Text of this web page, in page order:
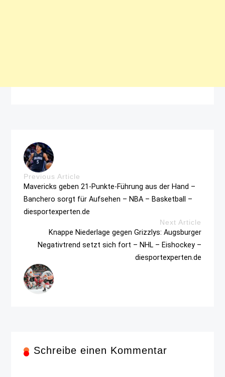
Previous Article
Mavericks geben 21-Punkte-Führung aus der Hand –
Banchero sorgt für Aufsehen – NBA – Basketball –
diesportexperten.de
Next Article
Knappe Niederlage gegen Grizzlys: Augsburger
Negativtrend setzt sich fort – NHL – Eishockey –
diesportexperten.de
Schreibe einen Kommentar